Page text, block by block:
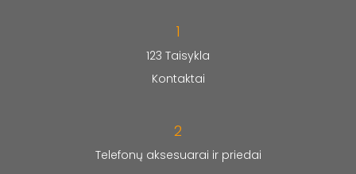
1
123 Taisykla
Kontaktai
2
Telefonų aksesuarai ir priedai